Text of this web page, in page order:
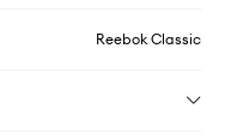
Reebok Classic